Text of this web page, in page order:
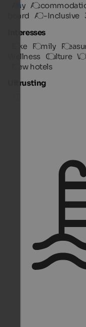
Any
board All-Inclusive
Interesses
Bike Family
Wellness Culture
New hotels
Uitrusting